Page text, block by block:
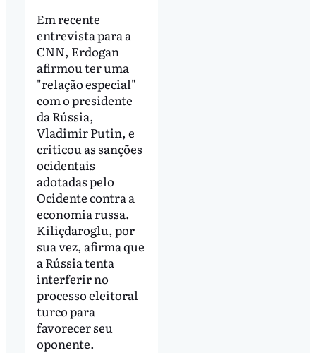
Em recente
entrevista para a
CNN, Erdogan
afirmou ter uma
"relação especial"
com o presidente
da Rússia,
Vladimir Putin, e
criticou as sanções
ocidentais
adotadas pelo
Ocidente contra a
economia russa.
Kiliçdaroglu, por
sua vez, afirma que
a Rússia tenta
interferir no
processo eleitoral
turco para
favorecer seu
oponente.